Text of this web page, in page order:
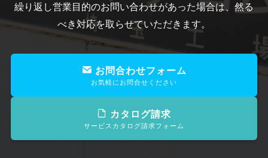
繰り返し営業目的のお問い合わせがあった場合は、然る
べき対応を取らせていただきます。
お問合わせフォーム
お気軽にお問合せください
カタログ請求
サービスカタログ請求フォーム